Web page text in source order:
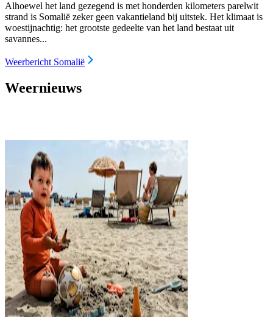
Alhoewel het land gezegend is met honderden kilometers parelwit
strand is Somalië zeker geen vakantieland bij uitstek. Het klimaat is
woestijnachtig: het grootste gedeelte van het land bestaat uit
savannes...
Weerbericht Somalië
Weernieuws